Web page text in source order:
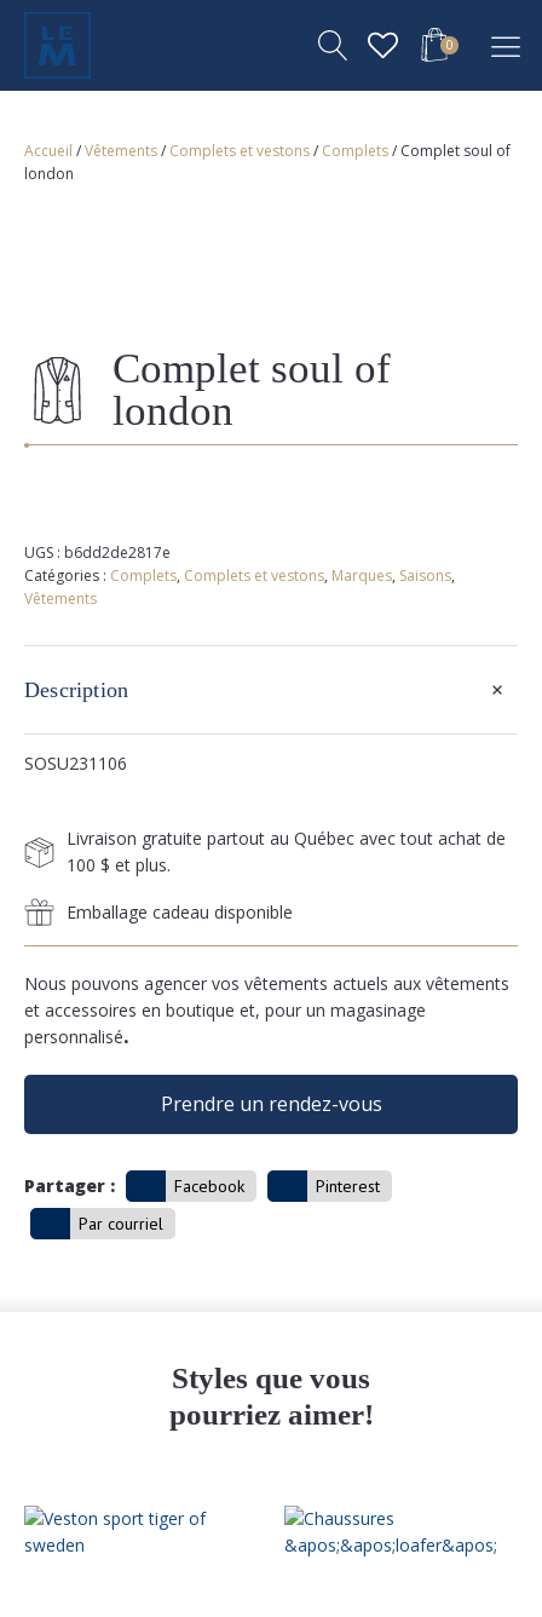
0
Accueil /Vêtements/ Complets et vestons/ Complets/ Complet soul of
london
Complet soul of
london
UGS : b6dd2de2817e
Catégories : Complets, Complets et vestons, Marques, Saisons,
Vêtements
Description +
SOSU231106
Livraison gratuite partout au Québec avec tout achat de
100 $ et plus.
Emballage cadeau disponible
Nous pouvons agencer vos vêtements actuels aux vêtements
et accessoires en boutique et, pour un magasinage
personnalisé.
Prendre un rendez-vous
Partager : Facebook
Pinterest
Par courriel
Styles que vous
pourriez aimer!